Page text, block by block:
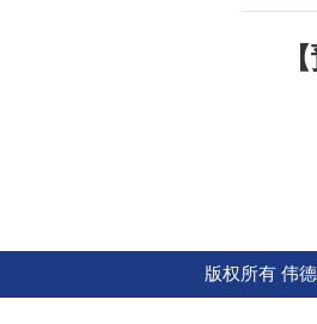
版权所有 伟